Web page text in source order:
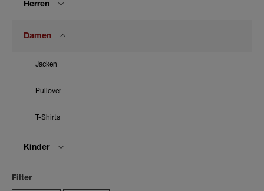
Herren
Damen
Jacken
Pullover
T-Shirts
Kinder
Filter